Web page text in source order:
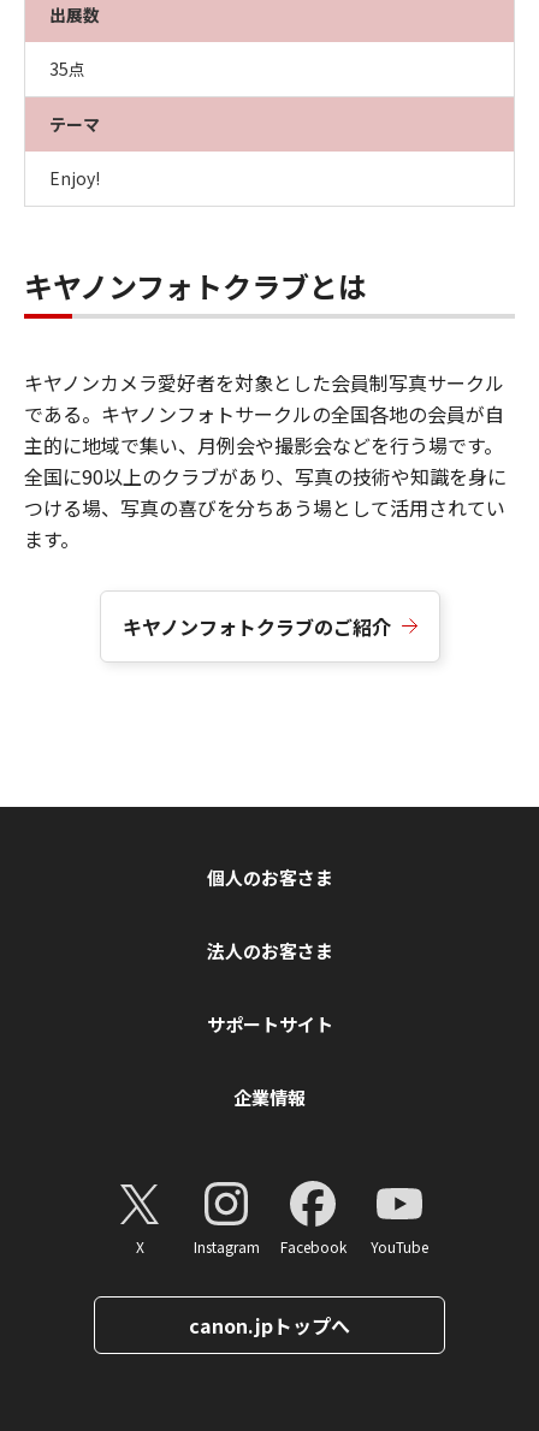
出展数
35点
テーマ
Enjoy!
キヤノンフォトクラブとは
キヤノンカメラ愛好者を対象とした会員制写真サークル
である。キヤノンフォトサークルの全国各地の会員が自
主的に地域で集い、月例会や撮影会などを行う場です。
全国に90以上のクラブがあり、写真の技術や知識を身に
つける場、写真の喜びを分ちあう場として活用されてい
ます。
キヤノンフォトクラブのご紹介
個人のお客さま
法人のお客さま
サポートサイト
企業情報
X Instagram Facebook YouTube
canon.jpトップへ